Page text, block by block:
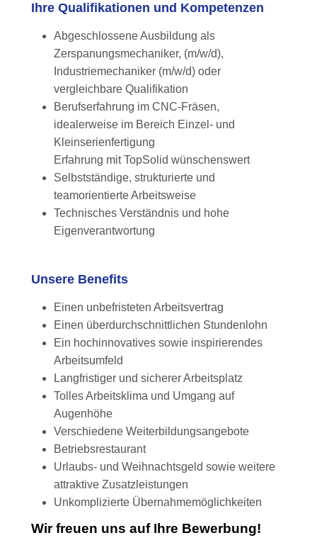
Ihre Qualifikationen und Kompetenzen
Abgeschlossene Ausbildung als
Zerspanungsmechaniker, (m/w/d),
Industriemechaniker (m/w/d) oder
vergleichbare Qualifikation
Berufserfahrung im CNC-Fräsen,
idealerweise im Bereich Einzel- und
Kleinserienfertigung
Erfahrung mit TopSolid wünschenswert
Selbstständige, strukturierte und
teamorientierte Arbeitsweise
Technisches Verständnis und hohe
Eigenverantwortung
Unsere Benefits
Einen unbefristeten Arbeitsvertrag
Einen überdurchschnittlichen Stundenlohn
Ein hochinnovatives sowie inspirierendes
Arbeitsumfeld
Langfristiger und sicherer Arbeitsplatz
Tolles Arbeitsklima und Umgang auf
Augenhöhe
Verschiedene Weiterbildungsangebote
Betriebsrestaurant
Urlaubs- und Weihnachtsgeld sowie weitere
attraktive Zusatzleistungen
Unkomplizierte Übernahmemöglichkeiten
Wir freuen uns auf Ihre Bewerbung!